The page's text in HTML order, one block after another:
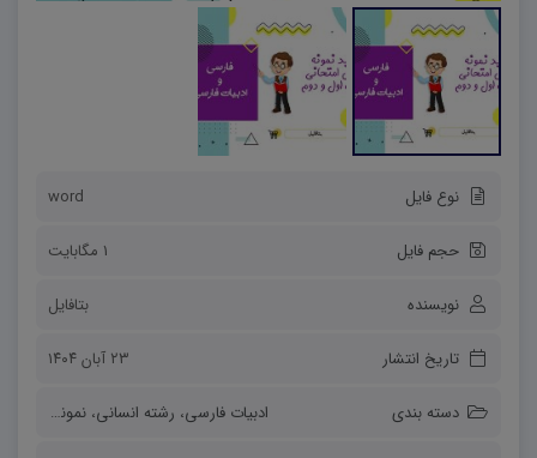
نوع فایل word
حجم فایل 1 مگابایت
نویسنده بتافایل
تاریخ انتشار ۲۳ آبان ۱۴۰۴
دسته بندی ادبیات فارسی، رشته انسانی، نمونه سوالات